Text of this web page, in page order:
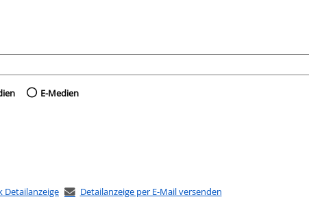
nach der Sie suchen wollen.
E-Medien
Detailanzeige Detailanzeige per E-Mail versenden